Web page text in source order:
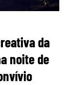
da
noite de